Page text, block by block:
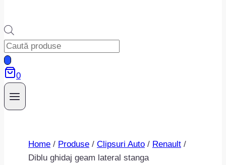
Products
search
0
Home / Produse / Clipsuri Auto / Renault /
Diblu ghidaj geam lateral stanga